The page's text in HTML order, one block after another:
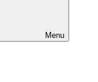
Menu